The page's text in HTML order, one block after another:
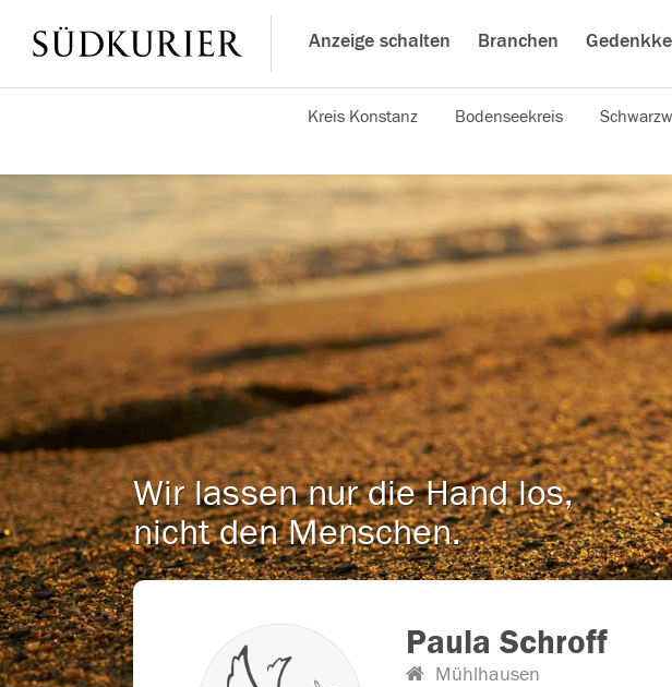
Anzeige schalten Branchen
Kreis Konstanz Bodenseekreis
Wir lassen nur die Hand los,
nicht den Menschen.
Paula Schroff
Mühlhausen